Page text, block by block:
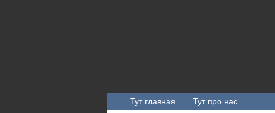
Тут главная Тут про нас